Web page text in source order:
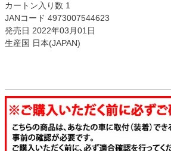
カートン入り数 1
JANコード 4973007544623
発売日 2022年03月01日
生産国 日本(JAPAN)